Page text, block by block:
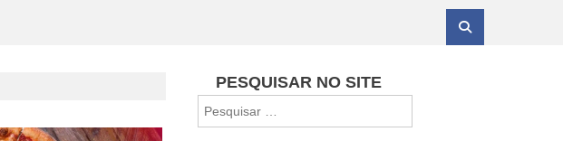
PESQUISAR NO SITE
por: